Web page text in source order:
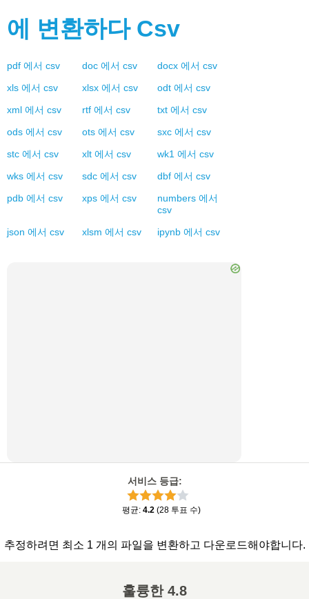
에 변환하다 Csv
pdf 에서 csv doc 에서 csv docx 에서 csv
xls 에서 csv xlsx 에서 csv odt 에서 csv
xml 에서 csv rtf 에서 csv txt 에서 csv
ods 에서 csv ots 에서 csv sxc 에서 csv
stc 에서 csv xlt 에서 csv wk1 에서 csv
wks 에서 csv sdc 에서 csv dbf 에서 csv
pdb 에서 csv xps 에서 csv numbers 에서
csv
json 에서 csv xlsm 에서 csv ipynb 에서 csv
서비스 등급:
평균: 4.2 (28 투표 수)
추정하려면 최소 1 개의 파일을 변환하고 다운로드해야합니다.
훌륭한4.8